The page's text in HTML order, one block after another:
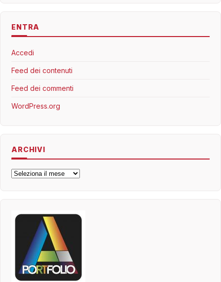
ENTRA
Accedi
Feed dei contenuti
Feed dei commenti
WordPress.org
ARCHIVI
Archivi